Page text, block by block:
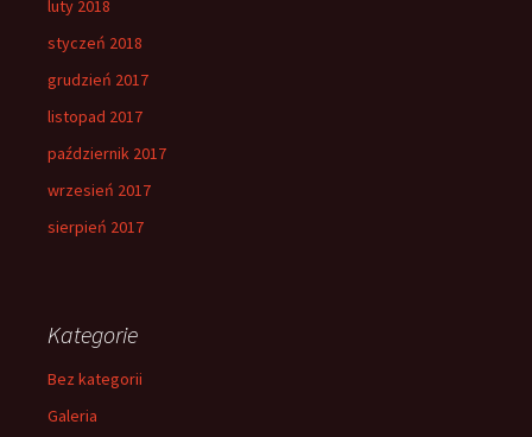
luty 2018
styczeń 2018
grudzień 2017
listopad 2017
październik 2017
wrzesień 2017
sierpień 2017
Kategorie
Bez kategorii
Galeria